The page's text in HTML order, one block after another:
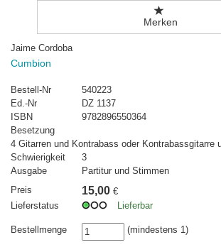
Merken
Jaime Cordoba
Cumbion
Bestell-Nr
540223
Ed.-Nr
DZ 1137
ISBN
9782896550364
Besetzung
4 Gitarren und Kontrabass oder Kontrabassgitarre
Schwierigkeit
3
Ausgabe
Partitur und Stimmen
Preis
15,00 €
Lieferstatus
Lieferbar
Bestellmenge (mindestens 1)